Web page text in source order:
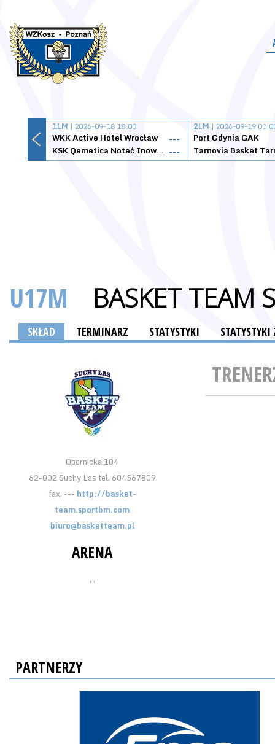
1LM | 2026-09-18 18:00
WKK Active Hotel Wrocław
---
KSK Qemetica Noteć Inowrocław ---
2LM | 2026-09-19
Port Gdynia GAK
U17M BASKET TEAM
SKŁAD TERMINARZ STATYSTYKI
Obornicka 104
62-002 Suchy Las tel. 604567809
fax. --- http://basket-
team.sportbm.com
biuro@basketteam.pl
ARENA
, ,
PARTNERZY